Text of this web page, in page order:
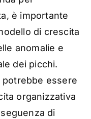
è importante
di crescita
anomalie e
dei picchi.
potrebbe essere
organizzativa
di